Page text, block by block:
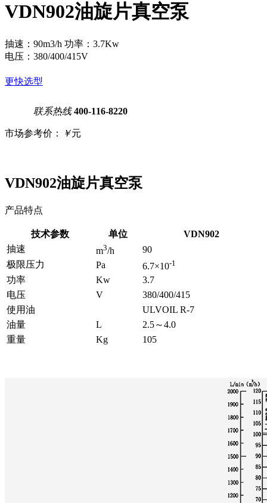
VDN902油旋片真空泵
抽速：90m3/h 功率：3.7Kw
电压：380/400/415V
更快选型
联系热线 400-116-8220
市场参考价： ￥元
VDN902油旋片真空泵
产品特点
技术参数 单位
VDN902
抽速
m3/h
90
极限压力
Pa 6.7×10-1
功率 Kw
3.7
电压
V
380/400/415
使用油
ULVOIL R-7
油量
L
2.5～4.0
重量
Kg 105